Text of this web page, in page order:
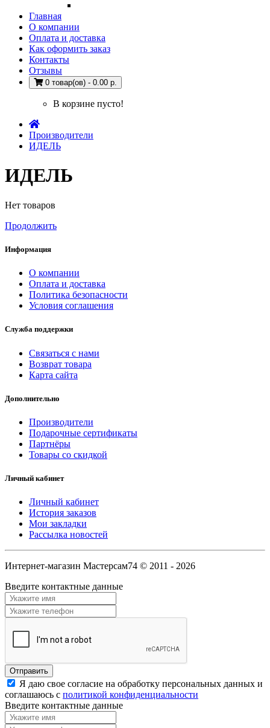
Главная
О компании
Оплата и доставка
Как оформить заказ
Контакты
Отзывы
0 товар(ов) - 0.00 р.
В корзине пусто!
Производители
ИДЕЛЬ
ИДЕЛЬ
Нет товаров
Продолжить
Информация
О компании
Оплата и доставка
Политика безопасности
Условия соглашения
Служба поддержки
Связаться с нами
Возврат товара
Карта сайта
Дополнительно
Производители
Подарочные сертификаты
Партнёры
Товары со скидкой
Личный кабинет
Личный кабинет
История заказов
Мои закладки
Рассылка новостей
Интернет-магазин Мастерсам74 © 2011 - 2026
Введите контактные данные
Я даю свое согласие на обработку персональных данных и
соглашаюсь с политикой конфиденциальности
Введите контактные данные